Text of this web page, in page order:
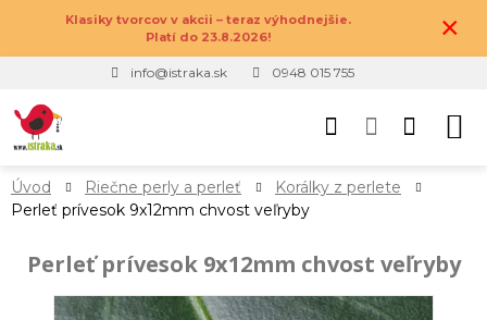
Klasiky tvorcov v akcii – teraz výhodnejšie.
Platí do 23.8.2026!
×
info@istraka.sk 0948 015 755
Úvod Riečne perly a perleť
Korálky z perlete
Perleť prívesok 9x12mm chvost veľryby
Perleť prívesok 9x12mm chvost veľryby